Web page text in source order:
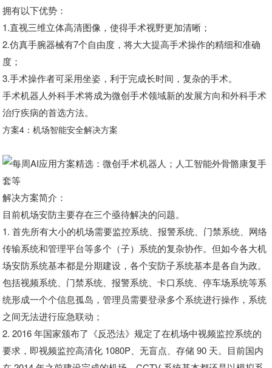
拥有以下优势：
1.直视三维立体高清图像，使得手术视野更加清晰；
2.仿真手腕器械有7个自由度，将大大提高手术操作的精细和准确
度；
3.手术操作者可采用坐姿，利于完成长时间，复杂的手术。
手术机器人外科手术将成为微创手术领域新的发展方向和外科手术
治疗疾病的首选方法。
方案4：机场智能安全解决方案
解决方案简介：
目前机场安防主要存在三个亟待解决的问题。
1. 首先所有大小的机场需要监控系统、报警系统、门禁系统、网络
传输系统和管理平台等多个（子）系统的复杂协作。但如今各大机
场安防系统基本都是分期建设，各个安防子系统基本是各自为政。
包括视频系统、门禁系统、报警系统、卡口系统、停车场系统等系
统形成一个个信息孤岛，管理员需要登录多个系统进行操作，系统
之间无法进行应急联动；
2. 2016 年国家颁布了《反恐法》规定了在机场中视频监控系统的
要求，即视频监控高清化 1080P、无盲点、存储 90 天。目前国内